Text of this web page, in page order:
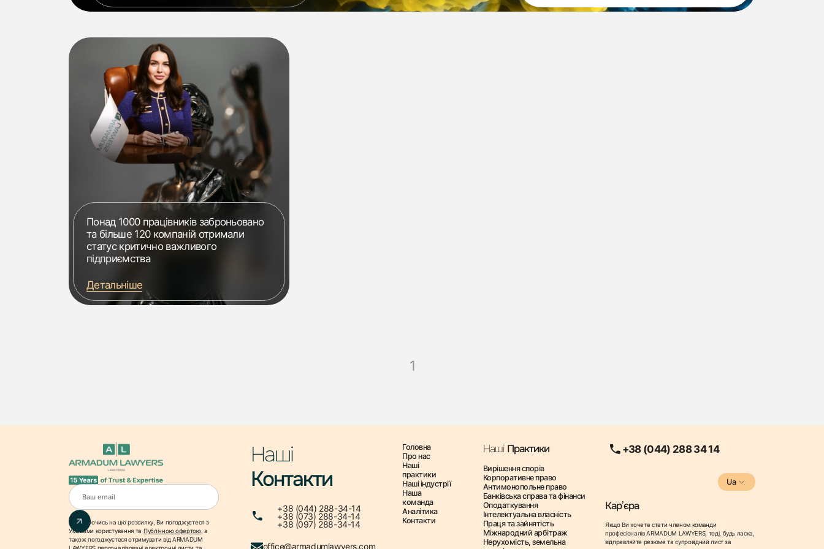
Понад 1000 працівників заброньовано
та більше 120 компаній отримали
статус критично важливого
підприємства
Детальніше
1
Підписуючись на цю розсилку, Ви погоджуєтеся з
Умовами користування та Публічною офертою, а
також погоджуєтеся отримувати від ARMADUM
Наші
Контакти
+38 (044) 288-34-14
+38 (073) 288-34-14
+38 (097) 288-34-14
office@armadumlawyers.com
Головна
Про нас
Наші
практики
Наші індустрії
Наша
команда
Аналітика
Контакти
Наші Практики
Вирішення спорів
Корпоративне право
Антимонопольне право
Банківська справа та фінанси
Оподаткування
Інтелектуальна власність
Праця та зайнятість
Міжнародний арбітраж
Нерухомість, земельна
+38 (044) 288 34 14
Ua
Карʼєра
Якщо Ви хочете стати членом команди
професіоналів ARMADUM LAWYERS, тоді, будь ласка,
відправляйте резюме та супровідний лист за